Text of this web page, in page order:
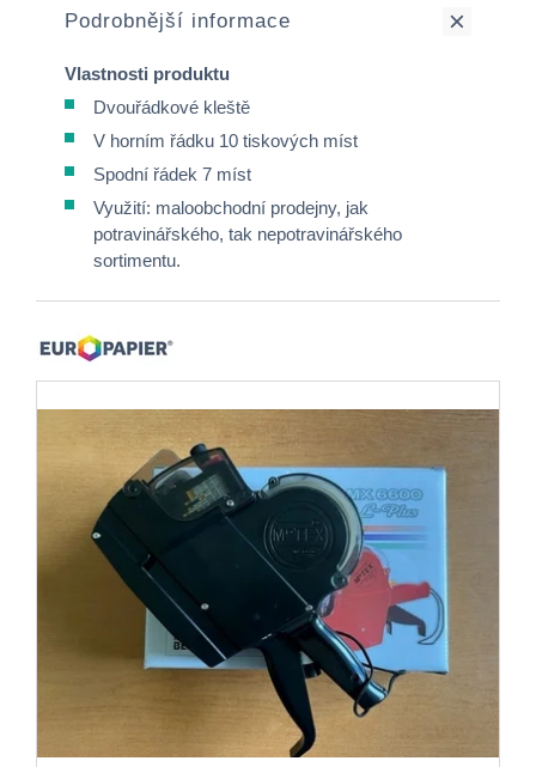
Podrobnější informace
Vlastnosti produktu
Dvouřádkové kleště
V horním řádku 10 tiskových míst
Spodní řádek 7 míst
Využití: maloobchodní prodejny, jak
potravinářského, tak nepotravinářského
sortimentu.